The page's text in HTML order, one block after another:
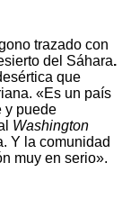
trazado con
del Sáhara.
que
«Es un país
y puede
Washington
Y la comunidad
muy en serio».